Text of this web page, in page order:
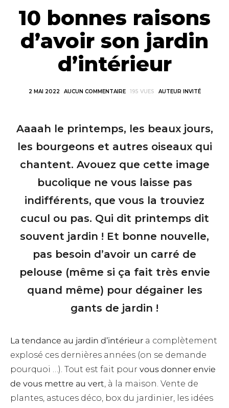
10 bonnes raisons
d’avoir son jardin
d’intérieur
2 MAI 2022 AUCUN COMMENTAIRE 195 VUES AUTEUR INVITÉ
Aaaah le printemps, les beaux jours,
les bourgeons et autres oiseaux qui
chantent. Avouez que cette image
bucolique ne vous laisse pas
indifférents, que vous la trouviez
cucul ou pas. Qui dit printemps dit
souvent jardin ! Et bonne nouvelle,
pas besoin d’avoir un carré de
pelouse (même si ça fait très envie
quand même) pour dégainer les
gants de jardin !
La tendance au jardin d’intérieur a complètement
explosé ces dernières années (on se demande
pourquoi …). Tout est fait pour vous donner envie
de vous mettre au vert, à la maison. Vente de
plantes, astuces déco, box du jardinier, les idées